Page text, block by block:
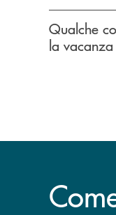
Qualche
la vacanza